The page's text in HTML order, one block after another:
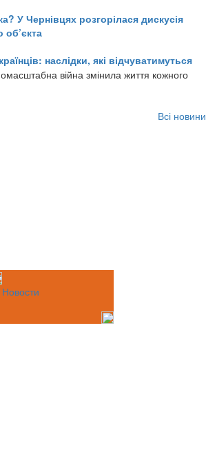
У Чернівцях розгорілася дискусія
об’єкта
наслідки, які відчуватимуться
війна змінила життя кожного
Всі новини
Новости